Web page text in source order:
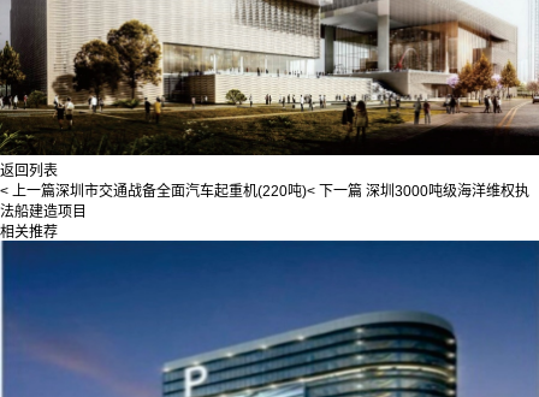
返回列表
< 上一篇深圳市交通战备全面汽车起重机(220吨)< 下一篇 深圳3000吨级海洋维权执
法船建造项目
相关推荐